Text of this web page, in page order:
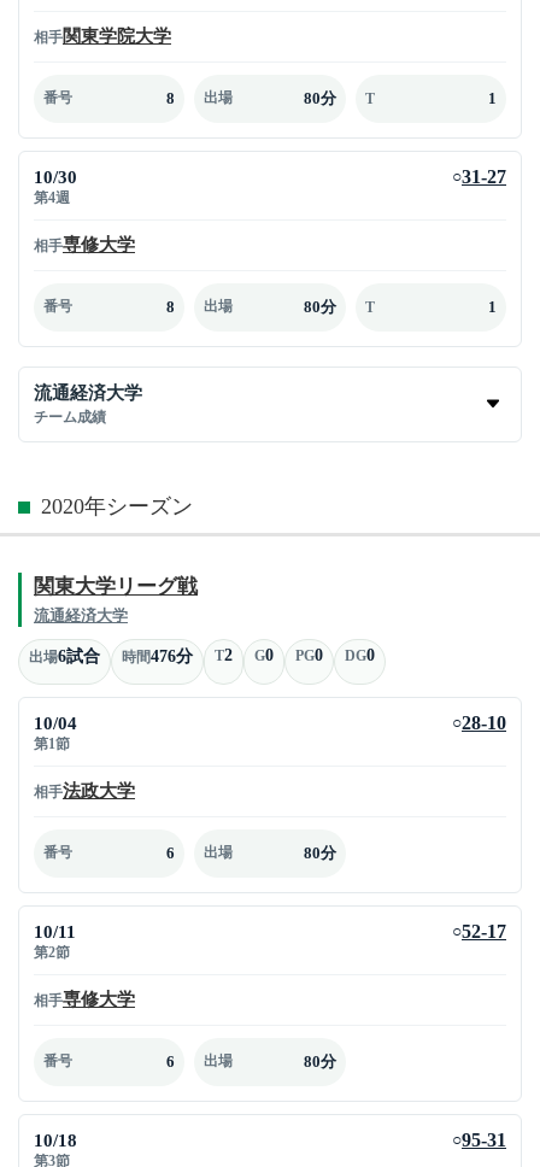
相手関東学院大学
番号 8 出場 80分 T 1
10/30
第4週
○31-27
相手専修大学
番号 8 出場 80分 T 1
流通経済大学
チーム成績
2020年シーズン
関東大学リーグ戦
流通経済大学
出場6試合 時間476分 T2 G0 PG0 DG0
10/04
第1節
○28-10
相手法政大学
番号 6 出場 80分
10/11
第2節
○52-17
相手専修大学
番号 6 出場 80分
10/18
第3節
○95-31